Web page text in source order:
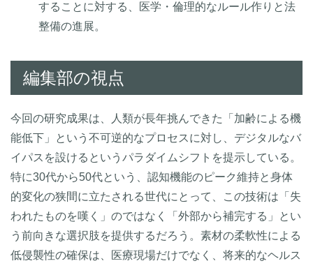
することに対する、医学・倫理的なルール作りと法
整備の進展。
編集部の視点
今回の研究成果は、人類が長年挑んできた「加齢による機
能低下」という不可逆的なプロセスに対し、デジタルなバ
イパスを設けるというパラダイムシフトを提示している。
特に30代から50代という、認知機能のピーク維持と身体
的変化の狭間に立たされる世代にとって、この技術は「失
われたものを嘆く」のではなく「外部から補完する」とい
う前向きな選択肢を提供するだろう。素材の柔軟性による
低侵襲性の確保は、医療現場だけでなく、将来的なヘルス